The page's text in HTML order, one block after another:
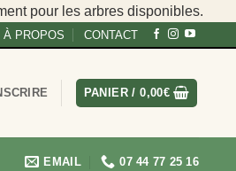
pour les arbres disponibles.
À PROPOS CONTACT
PANIER /0,00€
EMAIL 07 44 77 25 16